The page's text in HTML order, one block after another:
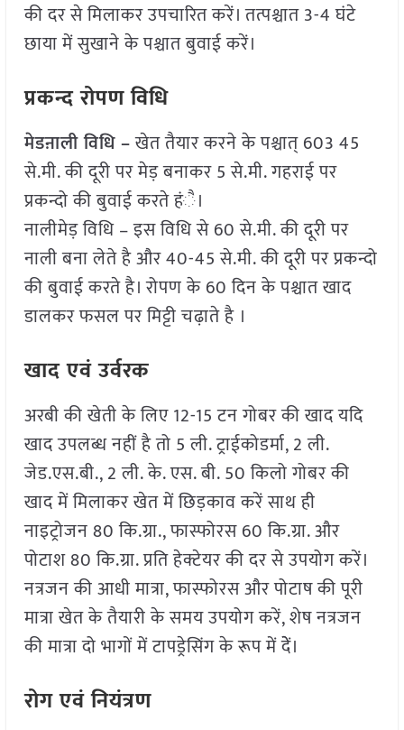
की दर से मिलाकर उपचारित करें। तत्पश्चात 3-4 घंटे
छाया में सुखाने के पश्चात बुवाई करें।
प्रकन्द रोपण विधि
मेडऩाली विधि –खेत तैयार करने के पश्चात् 603 45
से.मी. की दूरी पर मेड़ बनाकर 5 से.मी. गहराई पर
प्रकन्दो की बुवाई करते हंै।
नालीमेड़ विधि – इस विधि से 60 से.मी. की दूरी पर
नाली बना लेते है और 40-45 से.मी. की दूरी पर प्रकन्दो
की बुवाई करते है। रोपण के 60 दिन के पश्चात खाद
डालकर फसल पर मिट्टी चढ़ाते है ।
खाद एवं उर्वरक
अरबी की खेती के लिए 12-15 टन गोबर की खाद यदि
खाद उपलब्ध नहीं है तो 5 ली. ट्राईकोडर्मा, 2 ली.
जेड.एस.बी., 2 ली. के. एस. बी. 50 किलो गोबर की
खाद में मिलाकर खेत में छिड़काव करें साथ ही
नाइट्रोजन 80 कि.ग्रा., फास्फोरस 60 कि.ग्रा. और
पोटाश 80 कि.ग्रा. प्रति हेक्टेयर की दर से उपयोग करें।
नत्रजन की आधी मात्रा, फास्फोरस और पोटाष की पूरी
मात्रा खेत के तैयारी के समय उपयोग करें, शेष नत्रजन
की मात्रा दो भागों में टापड्रेसिंग के रूप में देें।
रोग एवं नियंत्रण